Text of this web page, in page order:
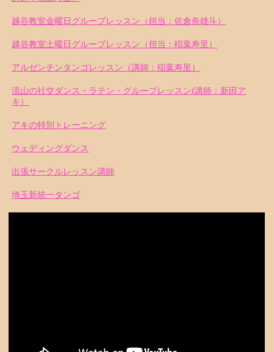
越谷教室金曜日グループレッスン（担当：佐倉奈雄斗）
越谷教室土曜日グループレッスン（担当：稲葉寿里）
アルゼンチンタンゴレッスン（講師：稲葉寿里）
流山の社交ダンス・ラテン・グループレッスン(講師：新田ア
キ）
アキの特別トレーニング
ウェディングダンス
出張サークルレッスン講師
埼玉新統一タンゴ